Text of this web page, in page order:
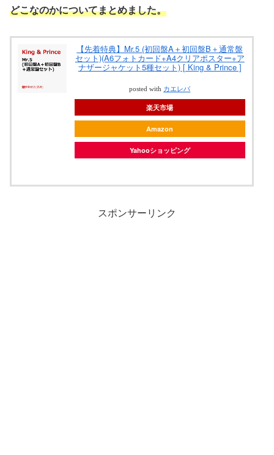
どこなのかについてまとめました。
【先着特典】Mr.5 (初回盤A＋初回盤B＋通常盤
セット)(A6フォトカード+A4クリアポスター+ア
ナザージャケット5種セット) [ King & Prince ]
posted with カエレバ
楽天市場
Amazon
Yahooショッピング
スポンサーリンク